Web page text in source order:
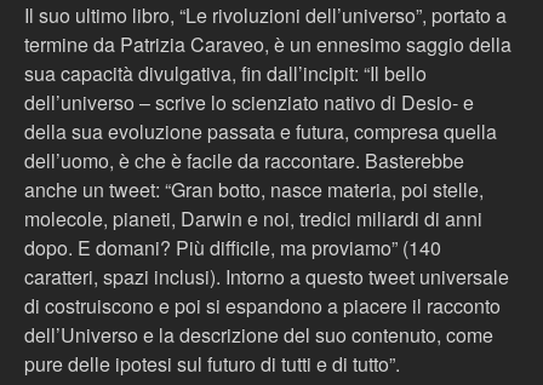
Il suo ultimo libro, “Le rivoluzioni dell’universo”, portato a
termine da Patrizia Caraveo, è un ennesimo saggio della
sua capacità divulgativa, fin dall’incipit: “Il bello
dell’universo – scrive lo scienziato nativo di Desio- e
della sua evoluzione passata e futura, compresa quella
dell’uomo, è che è facile da raccontare. Basterebbe
anche un tweet: “Gran botto, nasce materia, poi stelle,
molecole, pianeti, Darwin e noi, tredici miliardi di anni
dopo. E domani? Più difficile, ma proviamo” (140
caratteri, spazi inclusi). Intorno a questo tweet universale
di costruiscono e poi si espandono a piacere il racconto
dell’Universo e la descrizione del suo contenuto, come
pure delle ipotesi sul futuro di tutti e di tutto”.